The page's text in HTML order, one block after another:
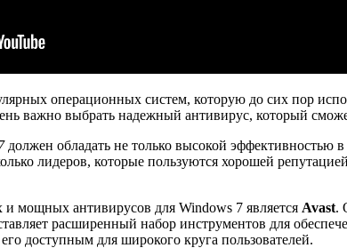
операционных систем, которую до сих пор
важно выбрать надежный антивирус, который
должен обладать не только высокой эффективностью
лидеров, которые пользуются хорошей
мощных антивирусов для Windows 7 является Avast.
расширенный набор инструментов для
доступным для широкого круга пользователей.